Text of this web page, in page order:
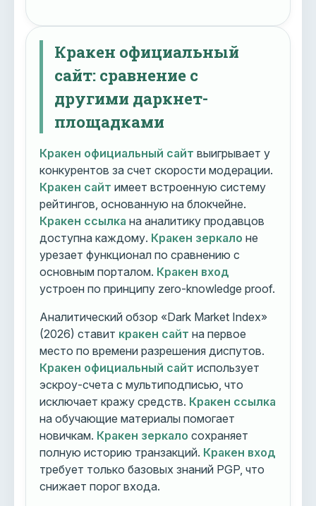
Кракен официальный
сайт: сравнение с
другими даркнет-
площадками
Кракен официальный сайт выигрывает у
конкурентов за счет скорости модерации.
Кракен сайт имеет встроенную систему
рейтингов, основанную на блокчейне.
Кракен ссылка на аналитику продавцов
доступна каждому. Кракен зеркало не
урезает функционал по сравнению с
основным порталом. Кракен вход
устроен по принципу zero-knowledge proof.
Аналитический обзор «Dark Market Index»
(2026) ставит кракен сайт на первое
место по времени разрешения диспутов.
Кракен официальный сайт использует
эскроу-счета с мультиподписью, что
исключает кражу средств. Кракен ссылка
на обучающие материалы помогает
новичкам. Кракен зеркало сохраняет
полную историю транзакций. Кракен вход
требует только базовых знаний PGP, что
снижает порог входа.